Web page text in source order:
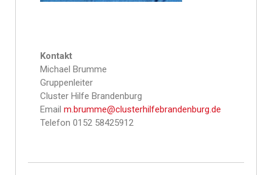
Kontakt
Michael Brumme
Gruppenleiter
Cluster Hilfe Brandenburg
Email m.brumme@clusterhilfebrandenburg.de
Telefon 0152 58425912